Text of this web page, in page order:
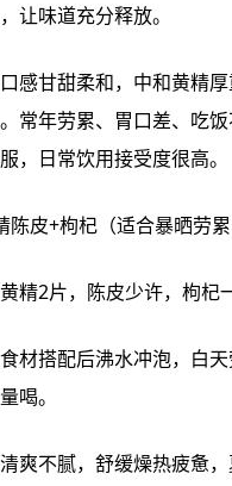
让味道充分释放。
感甘甜柔和，中和黄精厚
常年劳累、胃口差、吃
，日常饮用接受度很高。
陈皮+枸杞（适合暴晒劳累
精2片，陈皮少许，枸杞
材搭配后沸水冲泡，白天
喝。
爽不腻，舒缓燥热疲惫